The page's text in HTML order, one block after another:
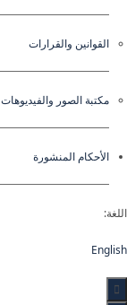
القوانين والقرارات
مكتبة الصور والفيديوهات
الأحكام المنشورة
اللغة:
English